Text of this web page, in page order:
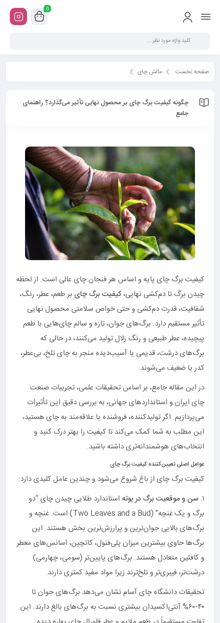
0
صفحه نخست مالش چای
چگونه کیفیت برگ چای بر محصول نهایی تأثیر می‌گذارد؟ راهنمای
جامع
کیفیت برگ چای پایه و اساس هر فنجان چای عالی است. از لحظه
چیدن برگ تا دم‌کشی نهایی،کیفیت برگ چای بر طعم، عطر، رنگ،
شفافیت، قدرت دم‌کشی و حتی خواص سلامتی محصول نهایی
تأثیر مستقیم دارد. برگ‌های جوان، تازه و سالم چای‌هایی با طعم
پیچیده، عطر طبیعی و رنگ زلال تولید می‌کنند، در حالی که
برگ‌های درشت، قدیمی یا آسیب‌دیده منجر به چای تلخ، بی‌عطر،
کدر یا ضعیف می‌شوند.
در این مقاله جامع، بر اساس تحقیقات علمی، تجربیات صنعت
چای ایران و استانداردهای جهانی، به بررسی دقیق این تأثیرات
می‌پردازیم. اگر تولیدکننده، فروشنده یا علاقه‌مند به چای هستید،
این مطلب به شما کمک می‌کند تا کیفیت را بهتر درک کنید و
انتخاب‌های هوشمندانه‌تری داشته باشید.
عوامل اصلی تعیین‌کننده کیفیت برگ چای
کیفیت برگ چای از باغ شروع می‌شود و چندین عامل کلیدی دارد:
۱. سن و موقعیت برگ در بوته استاندارد طلایی چیدن چای “دو
برگ و یک غنچه” (Two Leaves and a Bud) است. غنچه و
برگ‌های بالایی جوان‌ترین و پرارزش‌ترین بخش هستند. این
برگ‌ها حاوی بیشترین میزان پلی‌فنول، کاتچین، اسانس‌های معطر
و کافئین متعادل هستند. برگ‌های پایین‌تر (سومی، چهارمی)
درشت‌تر، فیبری‌تر و تلخ‌ترند زیرا مواد مفید کمتری دارند.
تحقیقات دانشگاه چای آسام نشان می‌دهد برگ‌های جوان تا
۴۰-۶۰% آنتی‌اکسیدان بیشتری نسبت به برگ‌های بالغ دارند. این